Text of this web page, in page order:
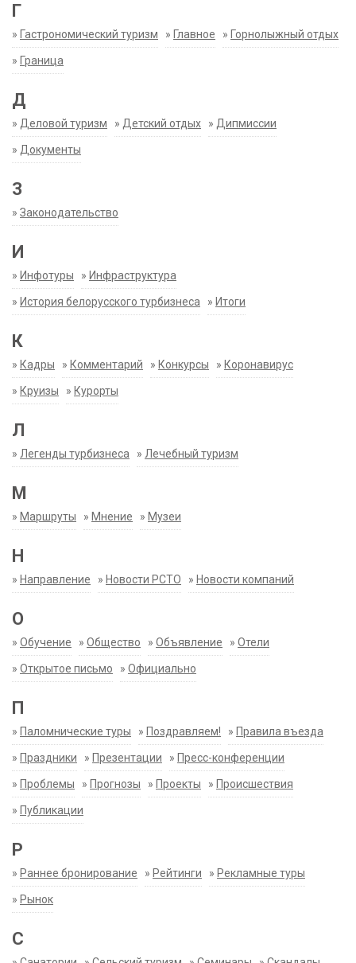
Г
» Гастрономический туризм » Главное » Горнолыжный отдых
» Граница
Д
» Деловой туризм » Детский отдых » Дипмиссии
» Документы
З
» Законодательство
И
» Инфотуры » Инфраструктура
» История белорусского турбизнеса » Итоги
К
» Кадры » Комментарий » Конкурсы » Коронавирус
» Круизы » Курорты
Л
» Легенды турбизнеса » Лечебный туризм
М
» Маршруты » Мнение » Музеи
Н
» Направление » Новости РСТО » Новости компаний
О
» Обучение » Общество » Объявление » Отели
» Открытое письмо » Официально
П
» Паломнические туры » Поздравляем! » Правила въезда
» Праздники » Презентации » Пресс-конференции
» Проблемы » Прогнозы » Проекты » Происшествия
» Публикации
Р
» Раннее бронирование » Рейтинги » Рекламные туры
» Рынок
С